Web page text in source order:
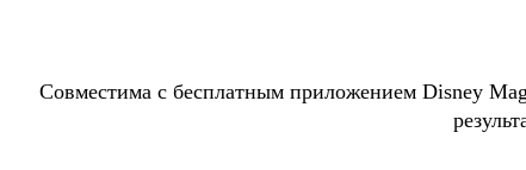
Совместима с бесплатным приложением Disney